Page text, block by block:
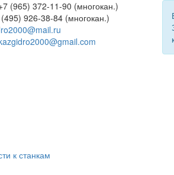
(965) 372-11-90 (многокан.)
926-38-84 (многокан.)
к станкам